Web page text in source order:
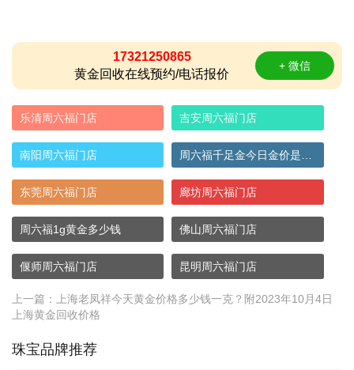
17321250865
黄金回收在线预约/电话报价
+ 微信
乐清周六福门店 吉安周六福门店
南阳周六福门店
东莞周六福门店 廊坊周六福门店
周六福1g黄金多少钱 佛山周六福门店
偃师周六福门店 昆明周六福门店
上一篇：
上海老凤祥今天黄金价格多少钱一克？附2023年10月4日
上海黄金回收价格
珠宝品牌推荐